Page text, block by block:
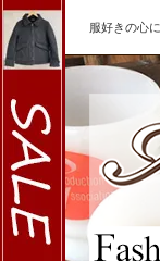
服好きの心